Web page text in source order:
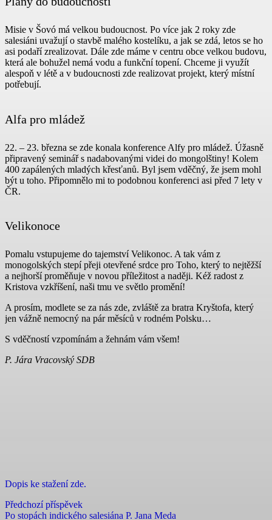
Misie v Šovó má velkou budoucnost. Po více jak 2 roky zde
salesiáni uvažují o stavbě malého kostelíku, a jak se zdá, letos se ho
asi podaří zrealizovat. Dále zde máme v centru obce velkou budovu,
která ale bohužel nemá vodu a funkční topení. Chceme ji využít
alespoň v létě a v budoucnosti zde realizovat projekt, který místní
potřebují.
Alfa pro mládež
22. – 23. března se zde konala konference Alfy pro mládež. Úžasně
připravený seminář s nadabovanými videi do mongolštiny! Kolem
400 zapálených mladých křesťanů. Byl jsem vděčný, že jsem mohl
být u toho. Připomnělo mi to podobnou konferenci asi před 7 lety v
ČR.
Velikonoce
Pomalu vstupujeme do tajemství Velikonoc. A tak vám z
monogolských stepí přeji otevřené srdce pro Toho, který to nejtěžší
a nejhorší proměňuje v novou příležitost a naději. Kéž radost z
Kristova vzkříšení, naši tmu ve světlo promění!
A prosím, modlete se za nás zde, zvláště za bratra Kryštofa, který
jen vážně nemocný na pár měsíců v rodném Polsku…
S vděčností vzpomínám a žehnám vám všem!
P. Jára Vracovský SDB
Dopis ke stažení zde.
Předchozí příspěvek
Po stopách indického salesiána P. Jana Meda